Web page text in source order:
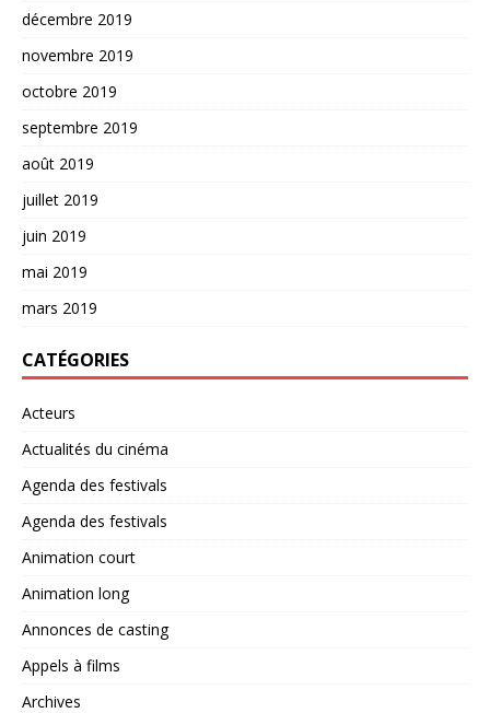
décembre 2019
novembre 2019
octobre 2019
septembre 2019
août 2019
juillet 2019
juin 2019
mai 2019
mars 2019
CATÉGORIES
Acteurs
Actualités du cinéma
Agenda des festivals
Agenda des festivals
Animation court
Animation long
Annonces de casting
Appels à films
Archives